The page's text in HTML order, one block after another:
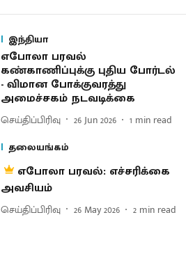
இந்தியா
எபோலா பரவல்
கண்காணிப்புக்கு புதிய போர்டல்
- விமான போக்குவரத்து
அமைச்சகம் நடவடிக்கை
செய்திப்பிரிவு 26 Jun 2026 1 min read
தலையங்கம்
எபோலா பரவல்: எச்சரிக்கை
அவசியம்
செய்திப்பிரிவு 26 May 2026 2 min read